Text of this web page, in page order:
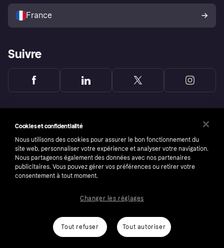
Politique de protection de
l’acheteur Klarna
France
Suivre
number: 556737-0431
ConditionsCookiesKlarna.com
Cookies et confidentialité
Nous utilisons des cookies pour assurer le bon fonctionnement du
site web, personnaliser votre expérience et analyser votre navigation.
Nous partageons également des données avec nos partenaires
publicitaires. Vous pouvez gérer vos préférences ou retirer votre
consentement à tout moment.
Tout refuser Tout autoriser
Changer les réglages